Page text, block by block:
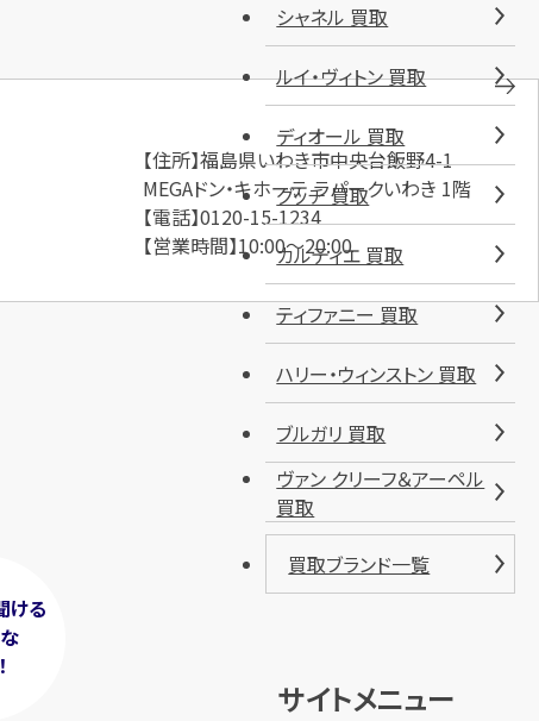
【住所】福島県いわき市中央台飯野4-1
MEGAドン・キホーテ ラパークいわき 1階
【電話】0120-15-1234
【営業時間】10:00～20:00
ける
な
シャネル 買取
ルイ・ヴィトン 買取
ディオール 買取
グッチ 買取
カルティエ 買取
ティファニー 買取
ハリー・ウィンストン 買取
ブルガリ 買取
ヴァン クリーフ＆アーペル
買取
買取ブランド一覧
サイトメニュー